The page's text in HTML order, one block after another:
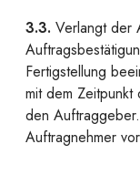
3.3. Verlangt der
Fertigstellung
mit dem
den
Auftragnehmer